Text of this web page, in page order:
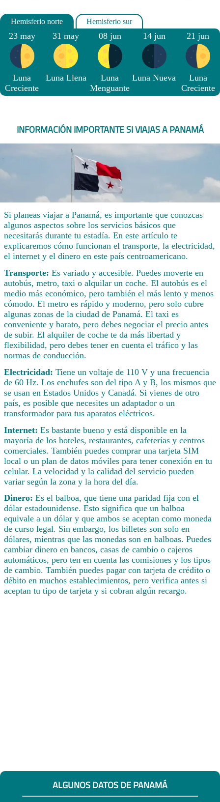
23 may
Luna
Creciente
31 may
Luna Llena
08 jun
Luna
Menguante
14 jun
Luna Nueva
21 jun
Luna
Creciente
INFORMACIÓN IMPORTANTE SI VIAJAS A PANAMÁ
Si planeas viajar a Panamá, es importante que conozcas
algunos aspectos sobre los servicios básicos que
necesitarás durante tu estadía. En este artículo te
explicaremos cómo funcionan el transporte, la electricidad,
el internet y el dinero en este país centroamericano.
Transporte: Es variado y accesible. Puedes moverte en
autobús, metro, taxi o alquilar un coche. El autobús es el
medio más económico, pero también el más lento y menos
cómodo. El metro es rápido y moderno, pero solo cubre
algunas zonas de la ciudad de Panamá. El taxi es
conveniente y barato, pero debes negociar el precio antes
de subir. El alquiler de coche te da más libertad y
flexibilidad, pero debes tener en cuenta el tráfico y las
normas de conducción.
Electricidad: Tiene un voltaje de 110 V y una frecuencia
de 60 Hz. Los enchufes son del tipo A y B, los mismos que
se usan en Estados Unidos y Canadá. Si vienes de otro
país, es posible que necesites un adaptador o un
transformador para tus aparatos eléctricos.
Internet: Es bastante bueno y está disponible en la
mayoría de los hoteles, restaurantes, cafeterías y centros
comerciales. También puedes comprar una tarjeta SIM
local o un plan de datos móviles para tener conexión en tu
celular. La velocidad y la calidad del servicio pueden
variar según la zona y la hora del día.
Dinero: Es el balboa, que tiene una paridad fija con el
dólar estadounidense. Esto significa que un balboa
equivale a un dólar y que ambos se aceptan como moneda
de curso legal. Sin embargo, los billetes son solo en
dólares, mientras que las monedas son en balboas. Puedes
cambiar dinero en bancos, casas de cambio o cajeros
automáticos, pero ten en cuenta las comisiones y los tipos
de cambio. También puedes pagar con tarjeta de crédito o
débito en muchos establecimientos, pero verifica antes si
aceptan tu tipo de tarjeta y si cobran algún recargo.
ALGUNOS DATOS DE PANAMÁ